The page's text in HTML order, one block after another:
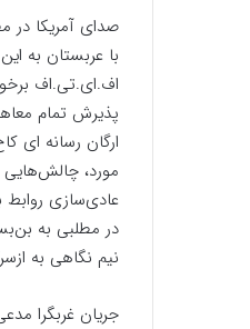
صدای آمریکا در
با عربستان به
اف.ای.تی.اف
پذیرش تمام
ارگان رسانه ای
مورد، چالش‌هایی
عادی‌سازی روابط
در مطلبی به
نیم نگاهی به